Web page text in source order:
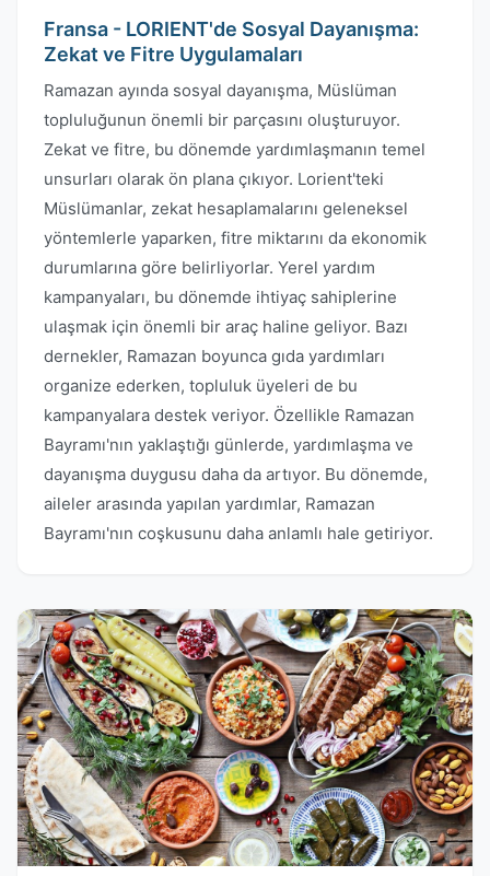
Fransa - LORIENT'de Sosyal Dayanışma:
Zekat ve Fitre Uygulamaları
Ramazan ayında sosyal dayanışma, Müslüman
topluluğunun önemli bir parçasını oluşturuyor.
Zekat ve fitre, bu dönemde yardımlaşmanın temel
unsurları olarak ön plana çıkıyor. Lorient'teki
Müslümanlar, zekat hesaplamalarını geleneksel
yöntemlerle yaparken, fitre miktarını da ekonomik
durumlarına göre belirliyorlar. Yerel yardım
kampanyaları, bu dönemde ihtiyaç sahiplerine
ulaşmak için önemli bir araç haline geliyor. Bazı
dernekler, Ramazan boyunca gıda yardımları
organize ederken, topluluk üyeleri de bu
kampanyalara destek veriyor. Özellikle Ramazan
Bayramı'nın yaklaştığı günlerde, yardımlaşma ve
dayanışma duygusu daha da artıyor. Bu dönemde,
aileler arasında yapılan yardımlar, Ramazan
Bayramı'nın coşkusunu daha anlamlı hale getiriyor.